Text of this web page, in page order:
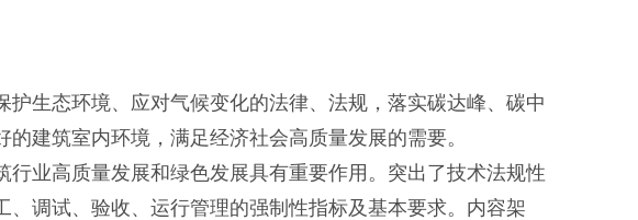
生态环境、应对气候变化的法律、法规，落实碳达峰、碳中
建筑室内环境，满足经济社会高质量发展的需要。
业高质量发展和绿色发展具有重要作用。突出了技术法规性
调试、验收、运行管理的强制性指标及基本要求。内容架